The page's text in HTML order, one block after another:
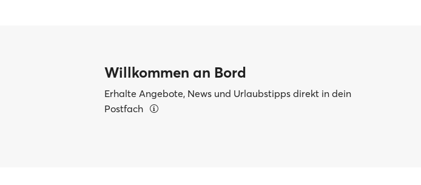
Willkommen an Bord
Erhalte Angebote, News und Urlaubstipps direkt in dein
Postfach